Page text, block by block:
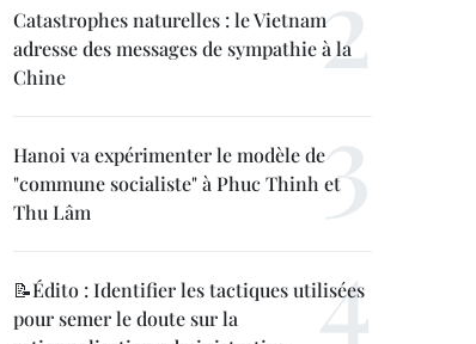
Catastrophes naturelles : le Vietnam
adresse des messages de sympathie à la
Chine
Hanoi va expérimenter le modèle de
"commune socialiste" à Phuc Thinh et
Thu Lâm
📝Édito : Identifier les tactiques utilisées
pour semer le doute sur la